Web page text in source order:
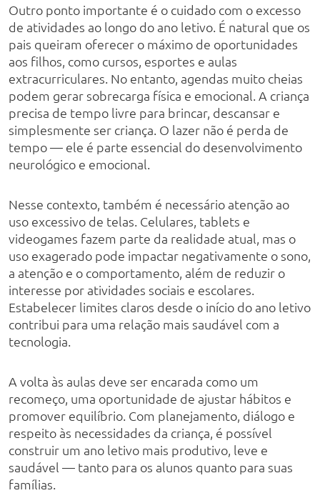
Outro ponto importante é o cuidado com o excesso
de atividades ao longo do ano letivo. É natural que os
pais queiram oferecer o máximo de oportunidades
aos filhos, como cursos, esportes e aulas
extracurriculares. No entanto, agendas muito cheias
podem gerar sobrecarga física e emocional. A criança
precisa de tempo livre para brincar, descansar e
simplesmente ser criança. O lazer não é perda de
tempo — ele é parte essencial do desenvolvimento
neurológico e emocional.
Nesse contexto, também é necessário atenção ao
uso excessivo de telas. Celulares, tablets e
videogames fazem parte da realidade atual, mas o
uso exagerado pode impactar negativamente o sono,
a atenção e o comportamento, além de reduzir o
interesse por atividades sociais e escolares.
Estabelecer limites claros desde o início do ano letivo
contribui para uma relação mais saudável com a
tecnologia.
A volta às aulas deve ser encarada como um
recomeço, uma oportunidade de ajustar hábitos e
promover equilíbrio. Com planejamento, diálogo e
respeito às necessidades da criança, é possível
construir um ano letivo mais produtivo, leve e
saudável — tanto para os alunos quanto para suas
famílias.